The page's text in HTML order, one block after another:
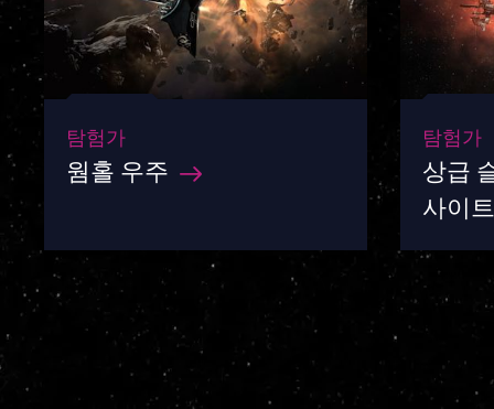
탐험가
웜홀 우주
탐험가
상급
사이